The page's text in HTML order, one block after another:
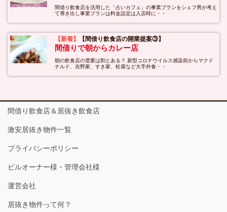
間借り飲食店を活用した「占いカフェ」の事業プランをシェフ男が考え
て導き出し事業プランは料金設定は入店時に・・
【新着】 【間借り飲食店の開業提案③】
間借りで朝からカレー店
朝の飲食店の需要は割とある？ 新型コロナウイルス感染前からマクド
ナルド、吉野家、すき家、松屋など大手外食・・
間借り飲食店＆居抜き飲食店
激安居抜き物件一覧
プライバシーポリシー
ビルオーナー様・管理会社様
運営会社
居抜き物件って何？